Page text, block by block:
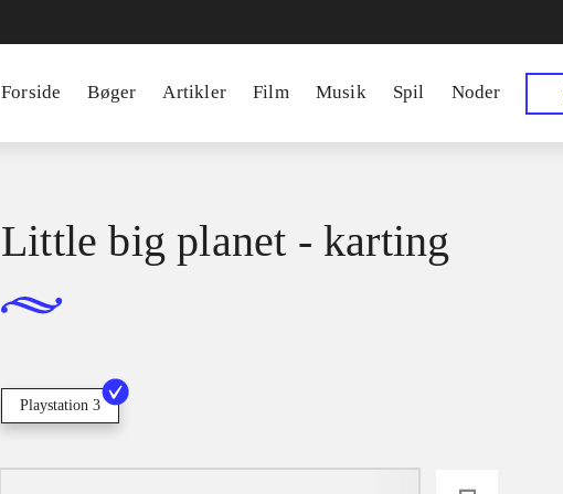
Forside Bøger Artikler Film Musik Spil Noder
Little big planet - karting
Playstation 3